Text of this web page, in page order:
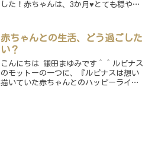
した！赤ちゃんは、3か月♥とても穏やか
話してくれました！ママがお家でよく赤
ちゃんにお話してくれて...
赤ちゃんとの生活、どう過ごした
い？
こんにちは 鎌田まゆみです＾＾ルピナス
のモットーの一つに、『ルピナスは想い
描いていた赤ちゃんとのハッピーライフ